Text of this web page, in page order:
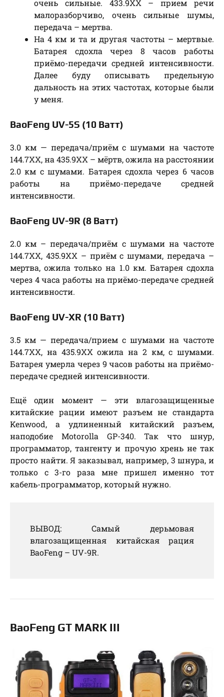
очень сильные. 433.9ХХ – прием речи
малоразборчиво, очень сильные шумы,
передача – мертва.
На 4 км и та и другая частоты – мертвые.
Батарея сдохла через 8 часов работы
приёмо-передачи средней интенсивности.
Далее буду описывать предельную
дальность на этих частотах, которые были
у меня.
BaoFeng UV-5S (10 Ватт)
3.0 км — передача/приём с шумами на частоте
144.7ХХ, на 435.9ХХ – мёртв, ожила на расстоянии
2.0 км с шумами. Батарея сдохла через 6 часов
работы на приёмо-передаче средней
интенсивности.
BaoFeng UV-9R (8 Ватт)
2.0 км – передача/приём с шумами на частоте
144.7ХХ, 435.9ХХ – приём с шумами, передача –
мертва, ожила только на 1.0 км. Батарея сдохла
через 4 часа работы на приёмо-передаче средней
интенсивности.
BaoFeng UV-XR (10 Ватт)
3.5 км — передача/прием с шумами на частоте
144.7ХХ, на 435.9ХХ ожила на 2 км, с шумами.
Батарея умерла через 9 часов работы на приёмо-
передаче средней интенсивности.
Ещё один момент — эти влагозащищенные
китайские рации имеют разъем не стандарта
Kenwood, а удлиненный китайский разъем,
наподобие Motorolla GP-340. Так что шнур,
программатор, тангенту и прочую хрень не так
просто найти. Я заказывал, например, 3 шнура, и
только с 3-го раза мне пришел именно тот
кабель-программатор, который нужно.
ВЫВОД: Самый дерьмовая
влагозащищенная китайская рация
BaoFeng – UV-9R.
BaoFeng GT MARK III